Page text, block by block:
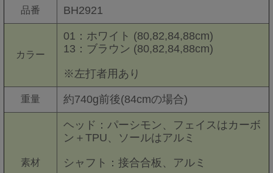
品番 BH2921
カラー
01：ホワイト (80,82,84,88cm)
13：ブラウン (80,82,84,88cm)
※左打者用あり
重量 約740g前後(84cmの場合)
素材
ヘッド：パーシモン、フェイスはカーボ
ン＋TPU、ソールはアルミ
シャフト：接合合板、アルミ